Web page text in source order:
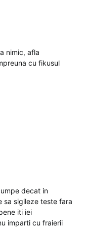
nimic, afla
cu fikusul
decat in
sa sigileze teste fara
iti iei
imparti cu fraierii